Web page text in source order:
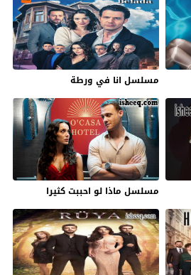
مسلسل انا في ورطة
مسلسل ماذا لو احببت كثيرا